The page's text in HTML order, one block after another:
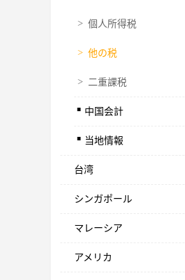
> 個人所得税
> 他の税
> 二重課税
. 中国会計
. 当地情報
台湾
シンガポール
マレーシア
アメリカ